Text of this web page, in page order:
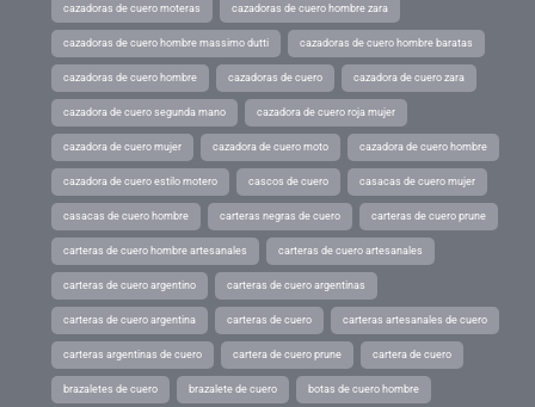
cazadoras de cuero moteras cazadoras de cuero hombre zara
cazadoras de cuero hombre massimo dutti cazadoras de cuero hombre baratas
cazadoras de cuero hombre cazadoras de cuero cazadora de cuero zara
cazadora de cuero segunda mano cazadora de cuero roja mujer
cazadora de cuero mujer cazadora de cuero moto cazadora de cuero hombre
cazadora de cuero estilo motero cascos de cuero casacas de cuero mujer
casacas de cuero hombre carteras negras de cuero carteras de cuero prune
carteras de cuero hombre artesanales carteras de cuero artesanales
carteras de cuero argentino carteras de cuero argentinas
carteras de cuero argentina carteras de cuero carteras artesanales de cuero
carteras argentinas de cuero cartera de cuero prune cartera de cuero
brazaletes de cuero brazalete de cuero botas de cuero hombre